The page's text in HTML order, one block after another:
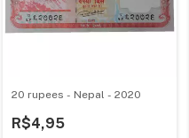
20 rupees - Nepal - 2020
R$4,95